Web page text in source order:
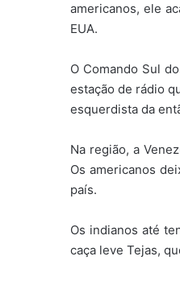
americanos, ele
EUA.
O Comando Sul
estação de rádio
esquerdista da
Na região, a
Os americanos
país.
Os indianos até
caça leve Tejas,